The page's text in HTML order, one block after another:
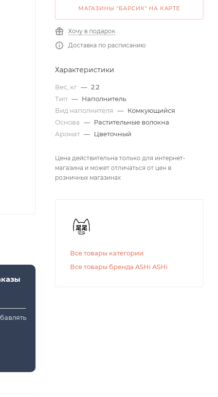
МАГАЗИНЫ "БАРСИК" НА КАРТЕ
Хочу в подарок
Доставка по расписанию
Характеристики
Вес, кг — 2.2
Тип — Наполнитель
Вид наполнителя — Комкующийся
Основа — Растительные волокна
Аромат — Цветочный
Цена действительна только для интернет-
магазина и может отличаться от цен в
розничных магазинах
Все товары категории
Все товары бренда ASHi ASHi